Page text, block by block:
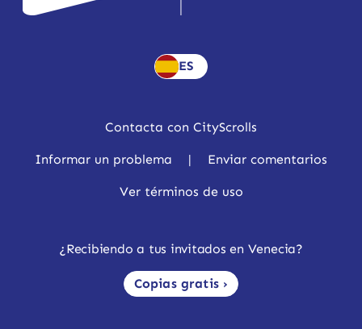
ES
Contacta con CityScrolls
Informar un problema | Enviar comentarios
Ver términos de uso
¿Recibiendo a tus invitados en Venecia?
Copias gratis ›